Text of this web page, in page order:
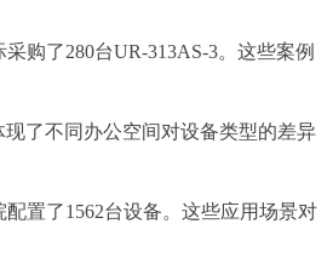
购了280台UR-313AS-3。这些案例
了不同办公空间对设备类型的差异
置了1562台设备。这些应用场景对